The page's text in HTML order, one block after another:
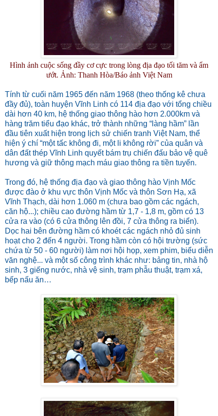
Hình ảnh cuộc sống đầy cơ cực trong lòng địa đạo tối tăm và ẩm
ướt. Ảnh: Thanh Hòa/Báo ảnh Việt Nam
Tính từ cuối năm 1965 đến năm 1968 (theo thống kê chưa
đầy đủ), toàn huyện Vĩnh Linh có 114 địa đạo với tổng chiều
dài hơn 40 km, hệ thống giao thông hào hơn 2.000km và
hàng trăm tiểu đạo khác, trở thành những “làng hầm” lần
đầu tiên xuất hiện trong lịch sử chiến tranh Việt Nam, thể
hiện ý chí “một tấc không đi, một li không rời” của quân và
dân đất thép Vĩnh Linh quyết bám trụ chiến đấu bảo vệ quê
hương và giữ thông mạch máu giao thông ra tiền tuyến.
Trong đó, hệ thống địa đạo và giao thông hào Vịnh Mốc
được đào ở khu vực thôn Vịnh Mốc và thôn Sơn Hạ, xã
Vĩnh Thạch, dài hơn 1.060 m (chưa bao gồm các ngách,
căn hộ...); chiều cao đường hầm từ 1,7 - 1,8 m, gồm có 13
cửa ra vào (có 6 cửa thông lên đồi, 7 cửa thông ra biển).
Dọc hai bên đường hầm có khoét các ngách nhỏ đủ sinh
hoạt cho 2 đến 4 người. Trong hầm còn có hội trường (sức
chứa từ 50 - 60 người) làm nơi hội họp, xem phim, biểu diễn
văn nghệ... và một số công trình khác như: bảng tin, nhà hộ
sinh, 3 giếng nước, nhà vệ sinh, trạm phẫu thuật, trạm xá,
bếp nấu ăn…